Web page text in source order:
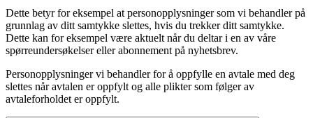
Dette betyr for eksempel at personopplysninger som vi behandler på
grunnlag av ditt samtykke slettes, hvis du trekker ditt samtykke.
Dette kan for eksempel være aktuelt når du deltar i en av våre
spørreundersøkelser eller abonnement på nyhetsbrev.
Personopplysninger vi behandler for å oppfylle en avtale med deg
slettes når avtalen er oppfylt og alle plikter som følger av
avtaleforholdet er oppfylt.